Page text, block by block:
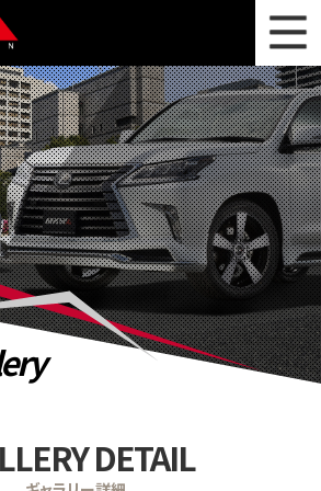
ニュース
ホイールラインナップ
関連製品
フォトギャラリー
カタログ請求
個人情報保護方針
DETAIL